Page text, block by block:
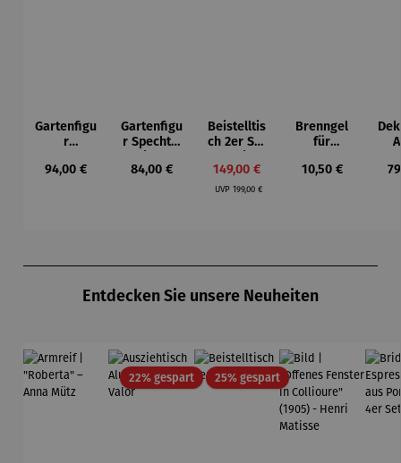
Gartenfigu
r
t Vogel -
Regulärer Preis:
94,00 €
Gartenfigu
r Specht -
Bhire
Regulärer Preis:
84,00 €
Beistelltis
ch 2er Set
Verkaufspreis:
149,00 €
UVP Regulärer Preis:
199,00 €
Brenngel
für
elle -
Regulärer Preis:
10,50 €
Entdecken Sie unsere Neuheiten
22% gespartRabatt25% gespartRabatt